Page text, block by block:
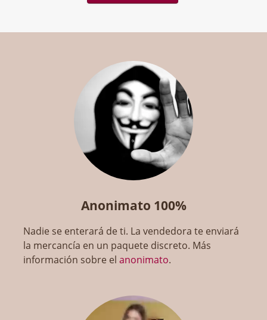
Anonimato 100%
Nadie se enterará de ti. La vendedora te enviará
la mercancía en un paquete discreto. Más
información sobre elanonimato.